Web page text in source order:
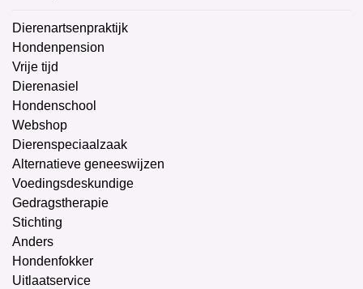
Dierenartsenpraktijk
Hondenpension
Vrije tijd
Dierenasiel
Hondenschool
Webshop
Dierenspeciaalzaak
Alternatieve geneeswijzen
Voedingsdeskundige
Gedragstherapie
Stichting
Anders
Hondenfokker
Uitlaatservice